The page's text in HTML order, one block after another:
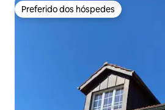
Preferido dos hóspedes
Preferido dos hóspedes